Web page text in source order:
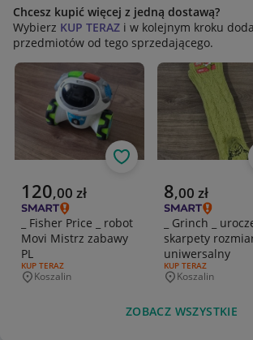
Chcesz kupić więcej z jedną dostawą?
Wybierz KUP TERAZ i w kolejnym kroku
przedmiotów od tego sprzedającego.
Aktualna cena
120,00 zł
_ Fisher Price _ robot
Movi Mistrz zabawy
PL
RODZAJ OFERTY:
KUP TERAZ
Miejscowość
Koszalin
Obserwuj
Aktualna cena
8,00 zł
_ Grinch _
skarpety
uniwersalny
RODZAJ OFERTY:
KUP TERAZ
Miejscowość
Koszalin
ZOBACZ WSZYSTKIE